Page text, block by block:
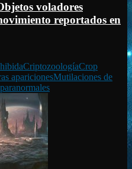
voladores
reportados en
CriptozoologíaCrop
aparicionesMutilaciones de